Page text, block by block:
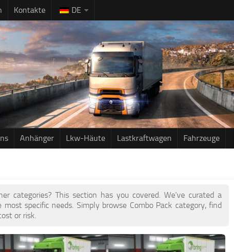
Kontakte DE
Anhänger Lkw-Häute Lastkraftwagen Fahrzeuge
categories? This section has you covered. We've curated a
specific needs. Simply browse Combo Pack category, find
or risk.